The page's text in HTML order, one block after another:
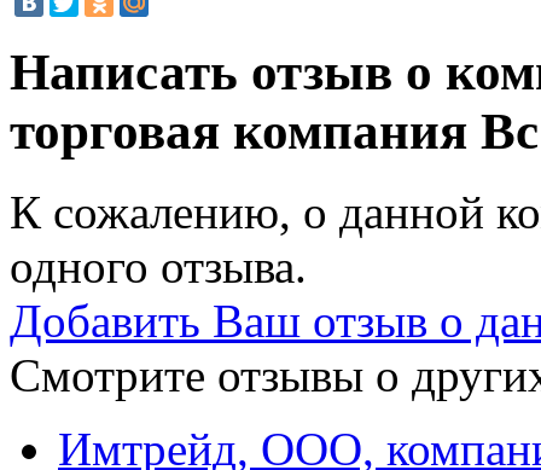
Написать отзыв о
торговая компания
К сожалению, о данной
одного отзыва.
Добавить Ваш отзыв о
Смотрите отзывы о
Имтрейд, ООО,